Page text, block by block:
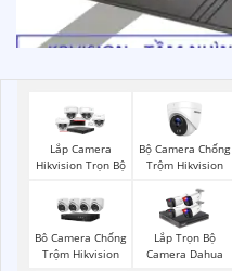
Lắp Camera
Hikvision Trọn Bộ
Bộ Camera Chống
Trộm Hikvision
Bô Camera Chống
Trộm Hikvision
Lắp Trọn Bộ
Camera Dahua